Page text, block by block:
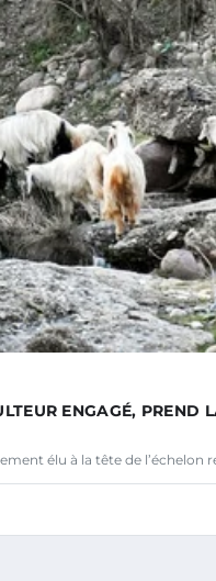
ENGAGÉ, PREND
élu à la tête de l’échelon